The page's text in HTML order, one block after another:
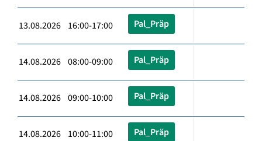
13.08.2026 16:00-17:00 Pal_Präp
14.08.2026 08:00-09:00 Pal_Präp
14.08.2026 09:00-10:00 Pal_Präp
14.08.2026 10:00-11:00 Pal_Präp